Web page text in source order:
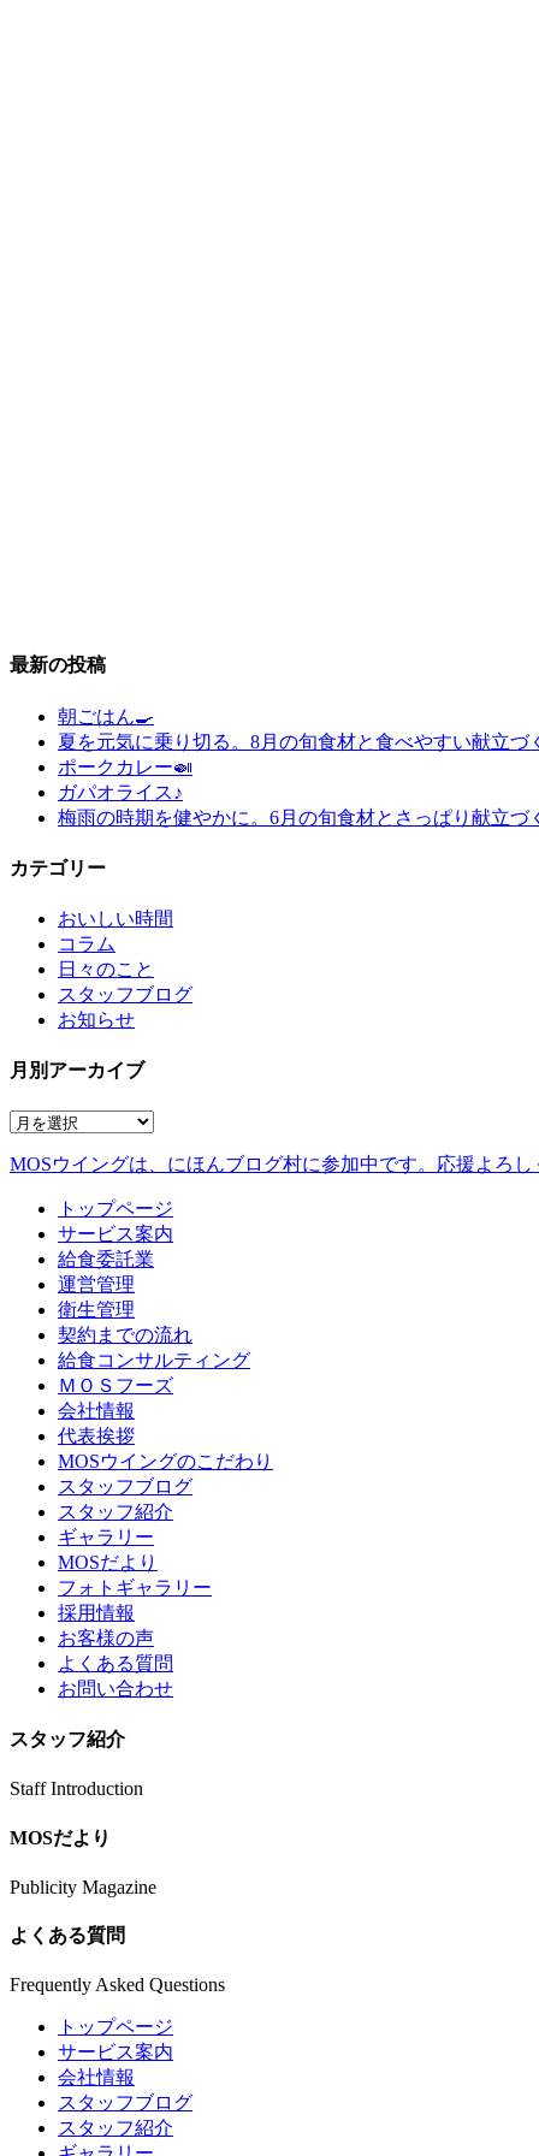
最新の投稿
朝ごはん🍳
夏を元気に乗り切る。8月の旬食材と食べやすい献立づ
ポークカレー🍛
ガパオライス♪
梅雨の時期を健やかに。6月の旬食材とさっぱり献立づ
カテゴリー
おいしい時間
コラム
日々のこと
スタッフブログ
お知らせ
月別アーカイブ
MOSウイングは、にほんブログ村に参加中です。 応援よろ
トップページ
サービス案内
給食委託業
運営管理
衛生管理
契約までの流れ
給食コンサルティング
ＭＯＳフーズ
会社情報
代表挨拶
MOSウイングのこだわり
スタッフブログ
スタッフ紹介
ギャラリー
MOSだより
フォトギャラリー
採用情報
お客様の声
よくある質問
お問い合わせ
スタッフ紹介
Staff Introduction
MOSだより
Publicity Magazine
よくある質問
Frequently Asked Questions
トップページ
サービス案内
会社情報
スタッフブログ
スタッフ紹介